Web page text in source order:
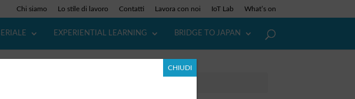
Chi siamo Lo stile di lavoro Contatti Lavora con noi IoT Lab What’s on
EXPERIENTIAL LEARNING BRIDGE TO JAPAN
CHIUDI